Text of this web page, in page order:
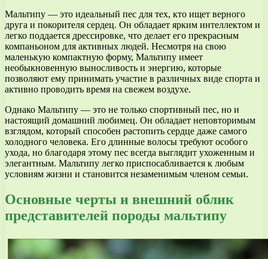
Мальтипу — это идеальный пес для тех, кто ищет верного
друга и покорителя сердец. Он обладает ярким интеллектом и
легко поддается дрессировке, что делает его прекрасным
компаньоном для активных людей. Несмотря на свою
маленькую компактную форму, Мальтипу имеет
необыкновенную выносливость и энергию, которые
позволяют ему принимать участие в различных виде спорта и
активно проводить время на свежем воздухе.
Однако Мальтипу — это не только спортивный пес, но и
настоящий домашний любимец. Он обладает неповторимым
взглядом, который способен растопить сердце даже самого
холодного человека. Его длинные волосы требуют особого
ухода, но благодаря этому пес всегда выглядит ухоженным и
элегантным. Мальтипу легко приспосабливается к любым
условиям жизни и становится незаменимым членом семьи.
Основные черты и внешний облик
представителей породы мальтипу